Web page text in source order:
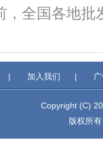
，全国各地批
| 加入我们 |
Copyright (C)
版权所